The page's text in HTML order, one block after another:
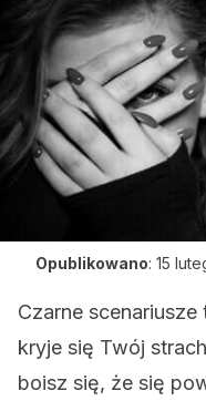
Opublikowano: 15
Czarne
kryje się Twój
boisz się, że się